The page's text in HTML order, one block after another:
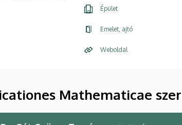
Épület
Emelet, ajtó
Weboldal
Mathematicae